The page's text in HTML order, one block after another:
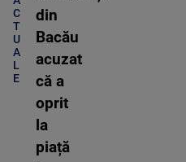
C
T
U
A
L
E
din
Bacău
acuzat
că a
oprit
la
piață